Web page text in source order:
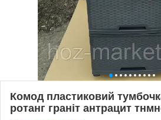
Комод пластиковий
ротанг граніт антрацит